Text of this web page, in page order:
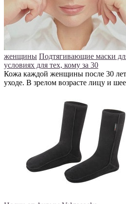
женщины Подтягивающие маски
условиях для тех, кому за 30
Кожа каждой женщины после 30
уходе. В зрелом возрасте лицу и